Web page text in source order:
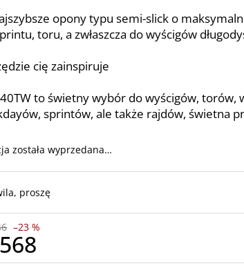
opony typu semi-slick o
toru, a zwłaszcza do wyścigów
cię zainspiruje
to świetny wybór do wyścigów, torów,
sprintów, ale także rajdów, świetna
została wyprzedana…
proszę
–23 %